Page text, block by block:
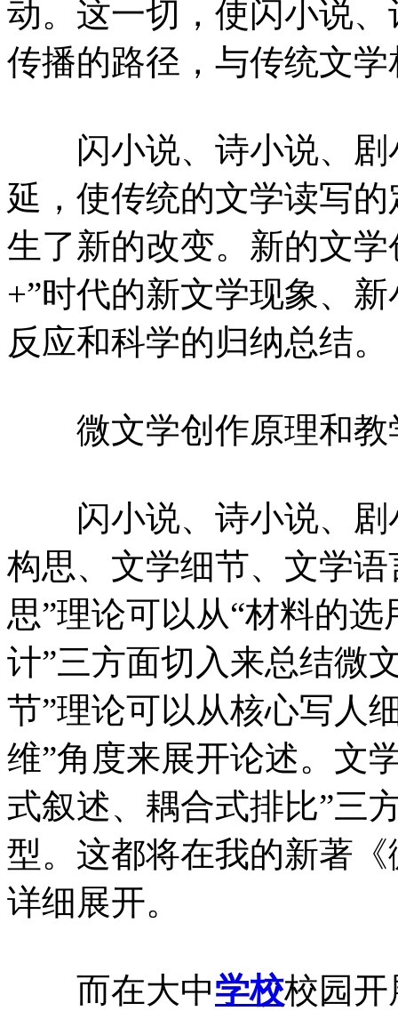
动。这一切，使闪小说
传播的路径，与传统文
闪小说、诗小说、剧
延，使传统的文学读写
生了新的改变。新的文
+”时代的新文学现象、
反应和科学的归纳总结。
微文学创作原理和教
闪小说、诗小说、剧
构思、文学细节、文学
思”理论可以从“材料的
计”三方面切入来总结微
节”理论可以从核心写人
维”角度来展开论述。文
式叙述、耦合式排比”三
型。这都将在我的新著
详细展开。
而在大中学校校园开